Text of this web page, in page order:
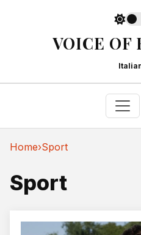
VOICE OF
Home›Sport
Sport